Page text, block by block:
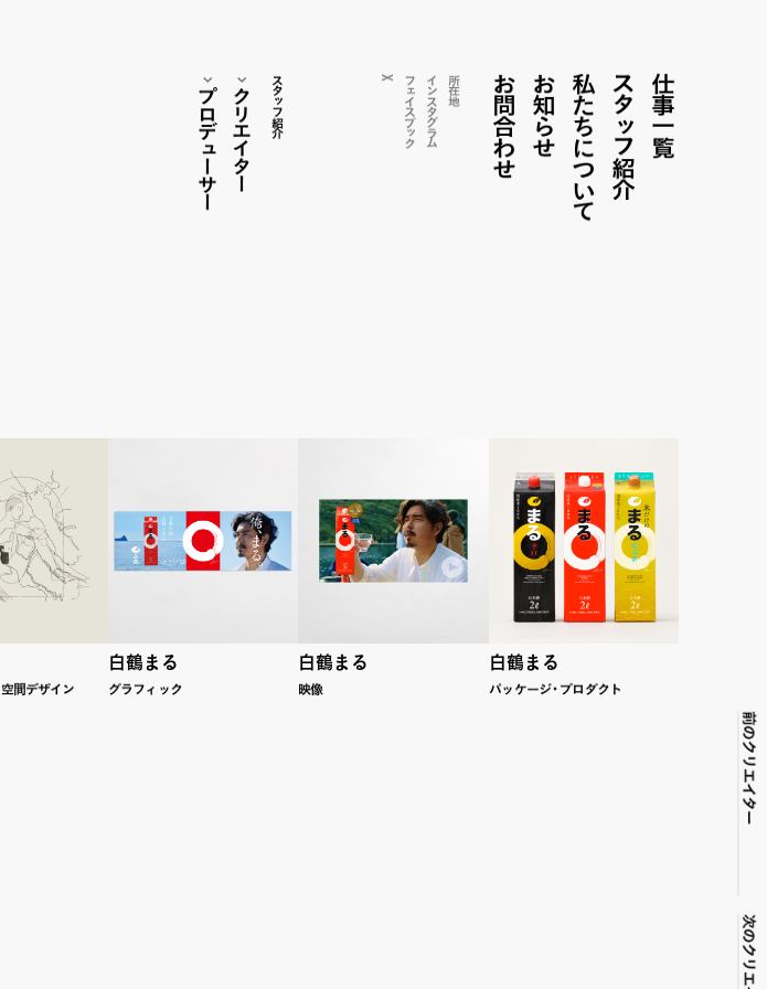
仕事一覧
ス
タ
ッ
フ紹介
私たちについて
お知らせ
お問合わせ
所在地
インス
タ
グ
ラ
ム
フェイス
ブ
ッ
ク
X
ス
タ
ッ
フ紹介
ク
リ
エイター
プロ
デ
ュ
ーサー
空間デザイン
白鶴まる
グラフィ ック
白鶴まる
映像
白鶴まる
パッ ケージ・ プロダクト
前の
ク
リ
エイター
次の
ク
リ